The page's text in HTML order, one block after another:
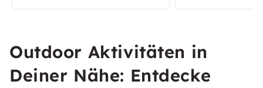
Outdoor Aktivitäten in
Deiner Nähe: Entdecke